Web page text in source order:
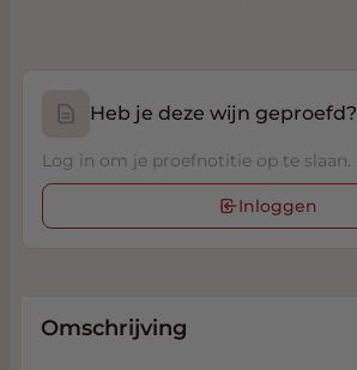
Heb je deze wijn geproefd?
Log in om je proefnotitie op te slaan.
Inloggen
Omschrijving